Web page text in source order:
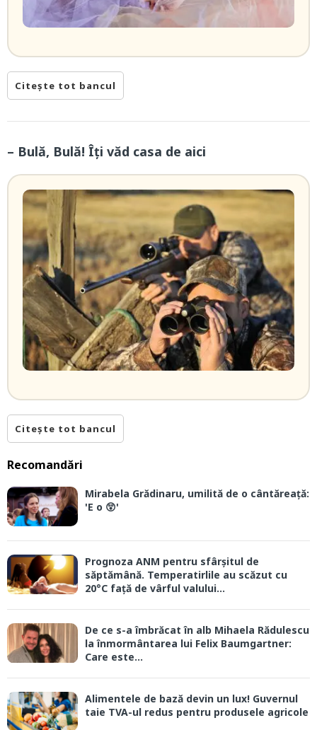
Citește tot bancul
– Bulă, Bulă! Îți văd casa de aici
Citește tot bancul
Recomandări
Mirabela Grădinaru, umilită de o cântăreață:
'E o 😲'
Prognoza ANM pentru sfârșitul de
săptămână. Temperatirlile au scăzut cu
20°C față de vârful valului...
De ce s-a îmbrăcat în alb Mihaela Rădulescu
la înmormântarea lui Felix Baumgartner:
Care este...
Alimentele de bază devin un lux! Guvernul
taie TVA-ul redus pentru produsele agricole